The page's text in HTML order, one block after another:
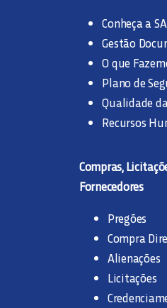
Conheça a
Gestão
O que
Plano de
Qualidade
Recursos
Compras,
Fornecedores
Pregões
Compra
Alienações
Licitações